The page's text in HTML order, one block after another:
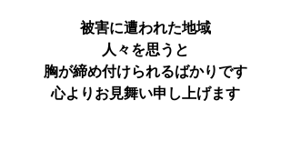
被害に遭われた地域
人々を思うと
胸が締め付けられるばかりです
心よりお見舞い申し上げます